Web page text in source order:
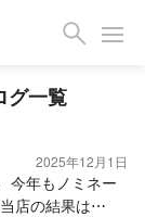
グ一覧
2025年12月1日
今年もノミネー
店の結果は⋯